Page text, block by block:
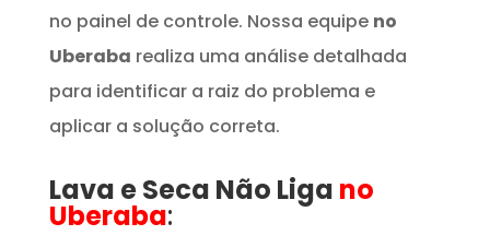
no painel de controle. Nossa equipe no
Uberaba realiza uma análise detalhada
para identificar a raiz do problema e
aplicar a solução correta.
Lava e Seca Não Liga no
Uberaba: